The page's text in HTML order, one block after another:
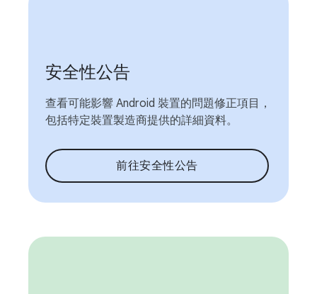
安全性公告
查看可能影響 Android 裝置的問題修正項目，
包括特定裝置製造商提供的詳細資料。
前往安全性公告